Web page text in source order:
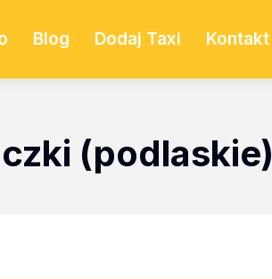
Blog Dodaj Taxi Kontakt
(podlaskie)